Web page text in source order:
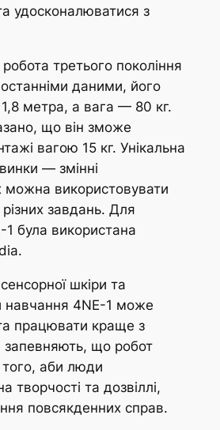
удосконалюватися з
третього покоління
даними, його
1,8 метра, а вага — 80 кг.
що він зможе
вагою 15 кг. Унікальна
— змінні
можна використовувати
завдань. Для
була використана
шкіри та
4NE-1 може
працювати краще з
що робот
аби люди
творчості та дозвіллі,
повсякденних справ.